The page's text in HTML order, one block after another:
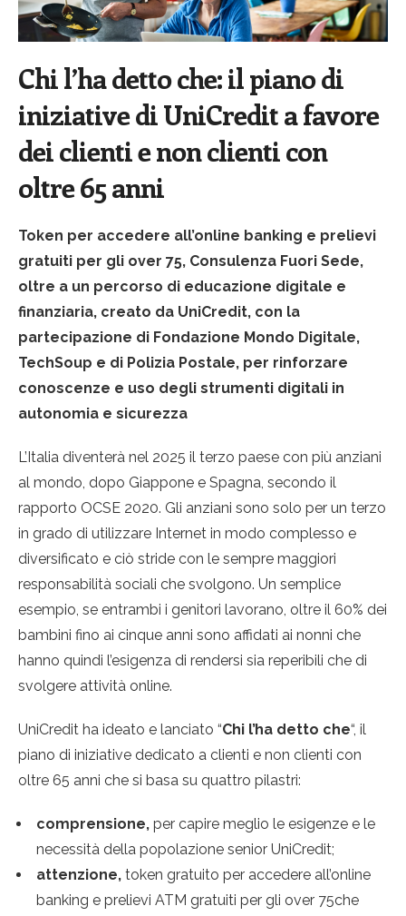
Chi l’ha detto che: il piano di
iniziative di UniCredit a favore
dei clienti e non clienti con
oltre 65 anni
Token per accedere all’online banking e prelievi
gratuiti per gli over 75, Consulenza Fuori Sede,
oltre a un percorso di educazione digitale e
finanziaria, creato da UniCredit, con la
partecipazione di Fondazione Mondo Digitale,
TechSoup e di Polizia Postale, per rinforzare
conoscenze e uso degli strumenti digitali in
autonomia e sicurezza
L’Italia diventerà nel 2025 il terzo paese con più anziani
al mondo, dopo Giappone e Spagna, secondo il
rapporto OCSE 2020. Gli anziani sono solo per un terzo
in grado di utilizzare Internet in modo complesso e
diversificato e ciò stride con le sempre maggiori
responsabilità sociali che svolgono. Un semplice
esempio, se entrambi i genitori lavorano, oltre il 60% dei
bambini fino ai cinque anni sono affidati ai nonni che
hanno quindi l’esigenza di rendersi sia reperibili che di
svolgere attività online.
UniCredit ha ideato e lanciato “Chi l’ha detto che“, il
piano di iniziative dedicato a clienti e non clienti con
oltre 65 anni che si basa su quattro pilastri:
comprensione, per capire meglio le esigenze e le
necessità della popolazione senior UniCredit;
attenzione, token gratuito per accedere all’online
banking e prelievi ATM gratuiti per gli over 75che